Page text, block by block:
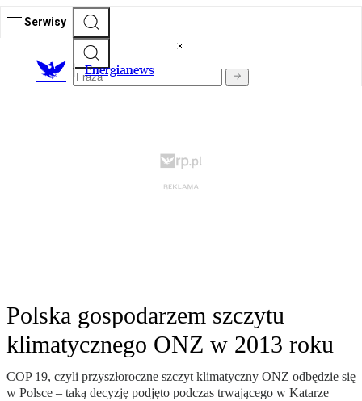
Serwisy
Energianews
Polska gospodarzem szczytu
klimatycznego ONZ w 2013 roku
COP 19, czyli przyszłoroczne szczyt klimatyczny ONZ odbędzie się
w Polsce – taką decyzję podjęto podczas trwającego w Katarze